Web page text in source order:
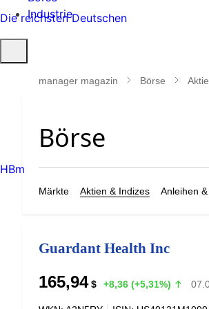
Industrie
öffnen
manager magazin Börse
Märkte Aktien & Indizes Anleihen
Guardant Health Inc
165,94 $ +8,36 (+5,31%)
Die reichsten Deutschen
HBm